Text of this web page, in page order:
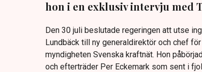
hon i en exklusiv intervju med
Den 30 juli beslutade regeringen att utse
Lundbäck till ny generaldirektör och chef
myndigheten Svenska kraftnät. Hon
och efterträder Per Eckemark som sent i